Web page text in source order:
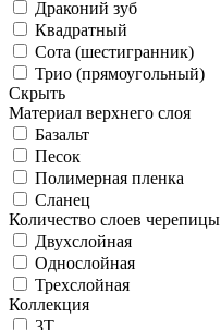
Драконий зуб
Квадратный
Сота (шестигранник)
Трио (прямоугольный)
Скрыть
Материал верхнего слоя
Базальт
Песок
Полимерная пленка
Сланец
Количество слоев черепицы
Двухслойная
Однослойная
Трехслойная
Коллекция
3T